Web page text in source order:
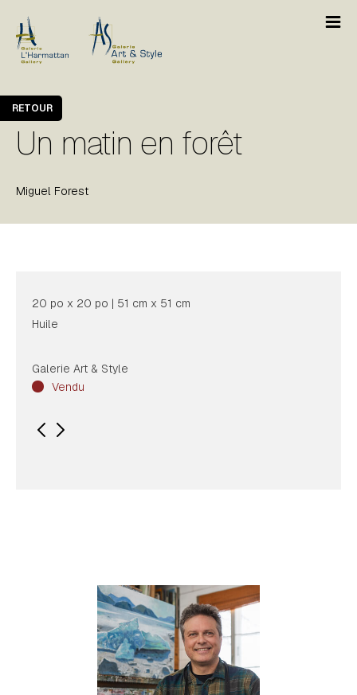
Un matin en forêt
Miguel Forest
RETOUR
20 po x 20 po | 51 cm x 51 cm
Huile
Galerie Art & Style
Vendu